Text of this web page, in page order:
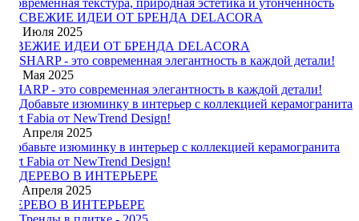
23 Июля 2025
СВЕЖИЕ ИДЕИ ОТ БРЕНДА DELACORA
21 Мая 2025
SHARP - это современная элегантность в каждой детали!
22 Апреля 2025
Добавьте изюминку в интерьер с коллекцией керамогранита
Art Fabia от NewTrend Design!
11 Апреля 2025
ДЕРЕВО В ИНТЕРЬЕРЕ